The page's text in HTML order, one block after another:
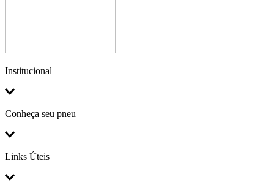
Institucional
Conheça seu pneu
Links Úteis